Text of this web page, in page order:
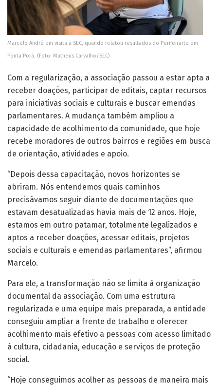
Marcelo André em visita à SEC, quando relatou resultados do Perifeirarte em
Ponta Porã. (Foto: Matheus Carvalho/SEC)
Com a regularização, a associação passou a estar apta a
receber doações, participar de editais, captar recursos
para iniciativas sociais e culturais e buscar emendas
parlamentares. A mudança também ampliou a
capacidade de acolhimento da comunidade, que hoje
recebe moradores de outros bairros e regiões em busca
de orientação, atividades e apoio.
“Depois dessa capacitação, novos horizontes se
abriram. Nós entendemos quais caminhos
precisávamos seguir diante de documentações que
estavam desatualizadas havia mais de 12 anos. Hoje,
estamos em outro patamar, totalmente legalizados e
aptos a receber doações, acessar editais, projetos
sociais e culturais e emendas parlamentares”, afirmou
Marcelo.
Para ele, a transformação não se limita à organização
documental da associação. Com uma estrutura
regularizada e uma equipe mais preparada, a entidade
conseguiu ampliar a frente de trabalho e oferecer
acolhimento mais efetivo a pessoas com acesso limitado
à cultura, cidadania, educação e serviços de proteção
social.
“Hoje conseguimos acolher as pessoas de maneira mais